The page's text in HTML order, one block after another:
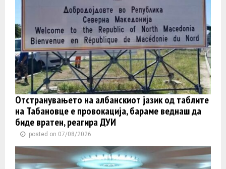
Отстранувањето на албанскиот јазик од таблите
на Табановце е провокација, бараме веднаш да
биде вратен, реагира ДУИ
posted on 07/08/2026